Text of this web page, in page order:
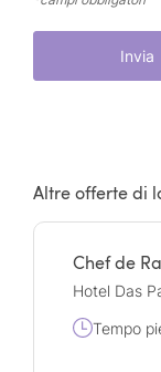
Invia
Altre offerte di
Chef de
Hotel Das
Tempo